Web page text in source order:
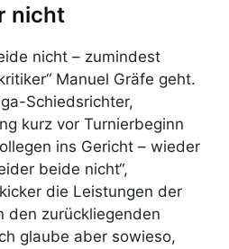
nicht
nicht – zumindest
Manuel Gräfe geht.
Schiedsrichter,
kurz vor Turnierbeginn
ins Gericht – wieder
beide nicht“,
die Leistungen der
den zurückliegenden
glaube aber sowieso,